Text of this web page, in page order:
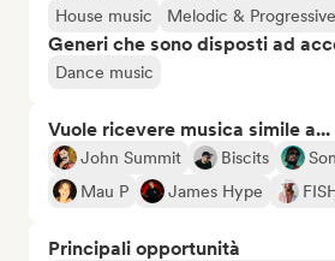
House music Melodic &
Generi che sono disposti ad
Dance music
Vuole ricevere musica simile a...
John Summit Biscits
Mau P
James Hype
Principali opportunità